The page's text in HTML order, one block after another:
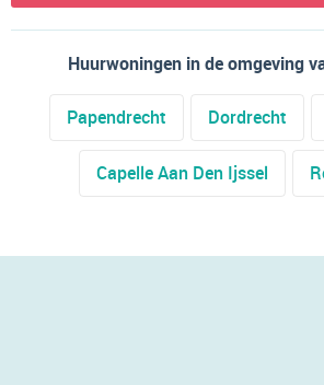
Huurwoningen in de omgeving
Papendrecht Dordrecht
Capelle Aan Den Ijssel